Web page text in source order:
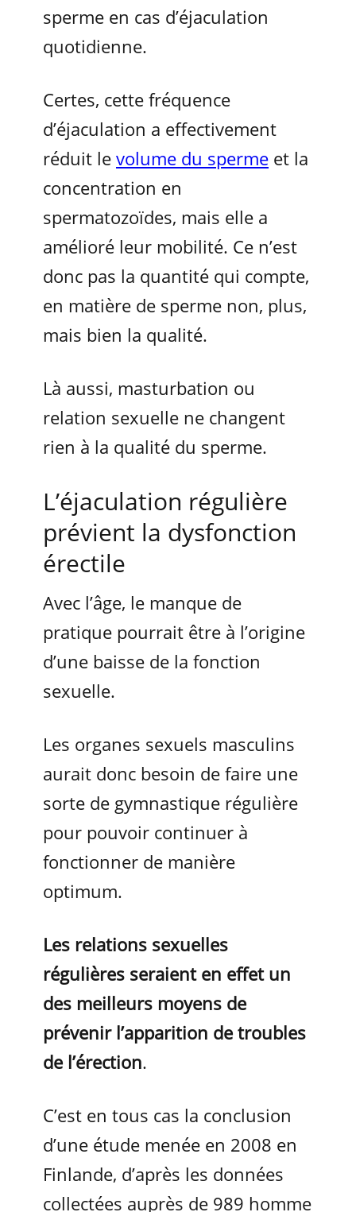
sperme en cas d’éjaculation
quotidienne.
Certes, cette fréquence
d’éjaculation a effectivement
réduit le volume du sperme et la
concentration en
spermatozoïdes, mais elle a
amélioré leur mobilité. Ce n’est
donc pas la quantité qui compte,
en matière de sperme non, plus,
mais bien la qualité.
Là aussi, masturbation ou
relation sexuelle ne changent
rien à la qualité du sperme.
L’éjaculation régulière
prévient la dysfonction
érectile
Avec l’âge, le manque de
pratique pourrait être à l’origine
d’une baisse de la fonction
sexuelle.
Les organes sexuels masculins
aurait donc besoin de faire une
sorte de gymnastique régulière
pour pouvoir continuer à
fonctionner de manière
optimum.
Les relations sexuelles
régulières seraient en effet un
des meilleurs moyens de
prévenir l’apparition de troubles
de l’érection.
C’est en tous cas la conclusion
d’une étude menée en 2008 en
Finlande, d’après les données
collectées auprès de 989 homme